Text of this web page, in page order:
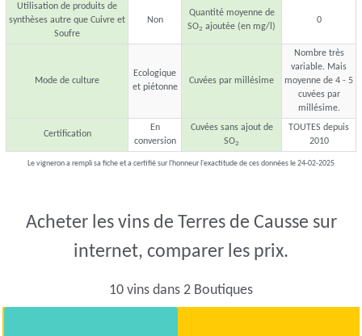
Utilisation de produits de
synthèses autre que Cuivre et
Soufre
Non
Quantité moyenne de
SO2 ajoutée (en mg/l)
0
Mode de culture
Ecologique
et piétonne
Cuvées par millésime
Nombre très
variable. Mais
moyenne de 4 - 5
cuvées par
millésime.
Certification
En
conversion
Cuvées sans ajout de
SO2
TOUTES depuis
2010
Le vigneron a rempli sa fiche et a certifié sur l'honneur l'exactitude de ces données le 24-02-2025
Acheter les vins de Terres de Causse sur
internet, comparer les prix.
10 vins dans 2 Boutiques